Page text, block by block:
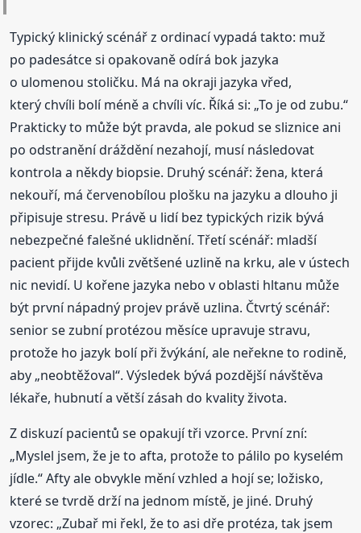
Typický klinický scénář z ordinací vypadá takto: muž
po padesátce si opakovaně odírá bok jazyka
o ulomenou stoličku. Má na okraji jazyka vřed,
který chvíli bolí méně a chvíli víc. Říká si: „To je od zubu.“
Prakticky to může být pravda, ale pokud se sliznice ani
po odstranění dráždění nezahojí, musí následovat
kontrola a někdy biopsie. Druhý scénář: žena, která
nekouří, má červenobílou plošku na jazyku a dlouho ji
připisuje stresu. Právě u lidí bez typických rizik bývá
nebezpečné falešné uklidnění. Třetí scénář: mladší
pacient přijde kvůli zvětšené uzlině na krku, ale v ústech
nic nevidí. U kořene jazyka nebo v oblasti hltanu může
být první nápadný projev právě uzlina. Čtvrtý scénář:
senior se zubní protézou měsíce upravuje stravu,
protože ho jazyk bolí při žvýkání, ale neřekne to rodině,
aby „neobtěžoval“. Výsledek bývá pozdější návštěva
lékaře, hubnutí a větší zásah do kvality života.
Z diskuzí pacientů se opakují tři vzorce. První zní:
„Myslel jsem, že je to afta, protože to pálilo po kyselém
jídle.“ Afty ale obvykle mění vzhled a hojí se; ložisko,
které se tvrdě drží na jednom místě, je jiné. Druhý
vzorec: „Zubař mi řekl, že to asi dře protéza, tak jsem